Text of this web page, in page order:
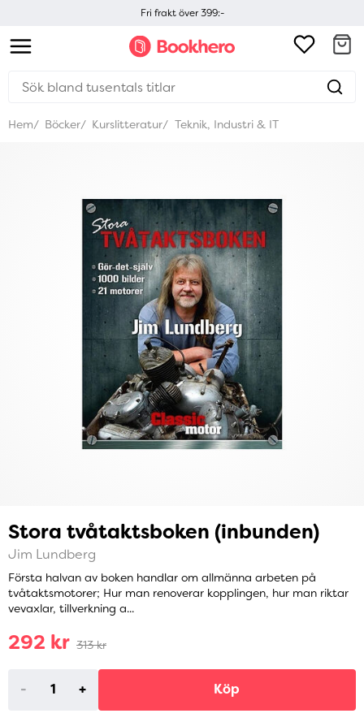
Fri frakt över 399:-
Hem Böcker Kurslitteratur Teknik, Industri & IT
Stora tvåtaktsboken (inbunden)
Jim Lundberg
Första halvan av boken handlar om allmänna arbeten på
tvåtaktsmotorer; Hur man renoverar kopplingen, hur man riktar
vevaxlar, tillverkning a...
292 kr 313 kr
- + Köp